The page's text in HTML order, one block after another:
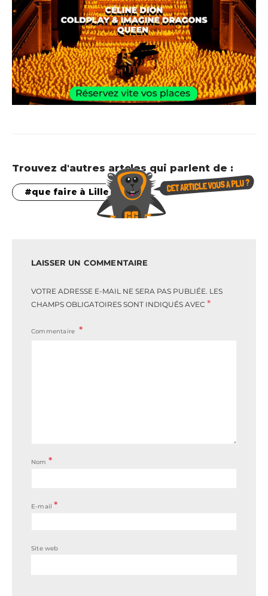
Trouvez d'autres artcles qui parlent de :
que faire à Lille
LAISSER UN COMMENTAIRE
VOTRE ADRESSE E-MAIL NE SERA PAS PUBLIÉE. LES
CHAMPS OBLIGATOIRES SONT INDIQUÉS AVEC *
Commentaire
Nom *
E-mail*
Site web